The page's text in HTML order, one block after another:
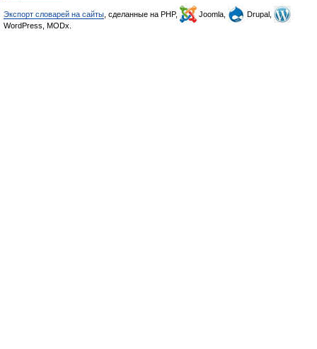
Экспорт словарей на сайты , сделанные на PHP, Joomla,
Drupal,
WordPress, MODx.